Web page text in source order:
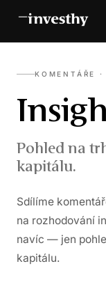
KOMENTÁŘE
Pohled na
kapitálu.
Sdílíme
na rozhodování
navíc — jen
kapitálu.